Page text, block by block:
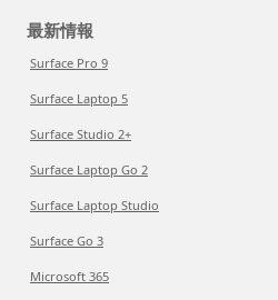
最新情報
Surface Pro 9
Surface Laptop 5
Surface Studio 2+
Surface Laptop Go 2
Surface Laptop Studio
Surface Go 3
Microsoft 365